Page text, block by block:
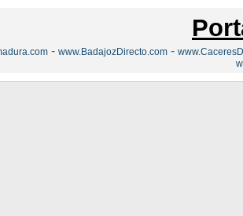
- www.BadajozDirecto.com -